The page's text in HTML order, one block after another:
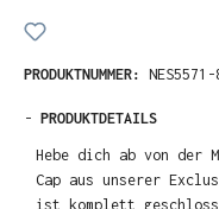
PRODUKTNUMMER: NES5571-
- PRODUKTDETAILS
Hebe dich ab von der
Cap aus unserer
ist komplett